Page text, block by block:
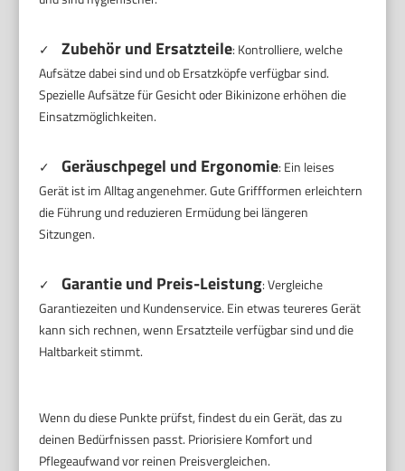
✓ Zubehör und Ersatzteile: Kontrolliere, welche
Aufsätze dabei sind und ob Ersatzköpfe verfügbar sind.
Spezielle Aufsätze für Gesicht oder Bikinizone erhöhen die
Einsatzmöglichkeiten.
✓ Geräuschpegel und Ergonomie: Ein leises
Gerät ist im Alltag angenehmer. Gute Griffformen erleichtern
die Führung und reduzieren Ermüdung bei längeren
Sitzungen.
✓ Garantie und Preis-Leistung: Vergleiche
Garantiezeiten und Kundenservice. Ein etwas teureres Gerät
kann sich rechnen, wenn Ersatzteile verfügbar sind und die
Haltbarkeit stimmt.
Wenn du diese Punkte prüfst, findest du ein Gerät, das zu
deinen Bedürfnissen passt. Priorisiere Komfort und
Pflegeaufwand vor reinen Preisvergleichen.